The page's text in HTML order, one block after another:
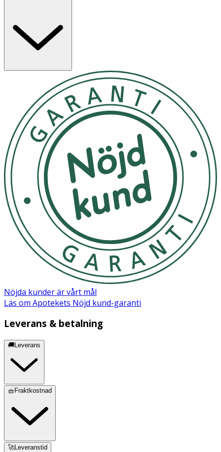
lugnar huden och Squalene ger en sammetslen känsla.
Den underbara doften White Bouquet är en mjuk och
behaglig, lätt blommig doft som lämnar ett varaktigt,
av en blommande trädgård i morgonsolens första strålar.
I doftsammansättningen återfinns toppnoter från
mandarin och lavendel som gifter sig med hjärt- och
basnoter av jasmin, apelsinblomma, vanilj och mysk.
Smörj på kroppen vid behov
Förvaras i rumstemperatur
OK för gravida och ammande:
Ja
Ingredienser:
Aqua, Cocamidopropyl Betaine, Sodium Coco-Sulfate,
Glycerin, Decyl Glucoside, Jasminum Officinale (Jasmine)
Flower Extract, Rosa Centifolia (Rose) Flower Extract,
Bellis Perennis (Daisy) Flower Extract, Inulin, Panthenol,
Xanthan Gum, Citric Acid, Phytic Acid, Sodium Chloride,
Dehydroacetic Acid, Sodium Benzoate, Potassium
Sorbate, Parfum, Benzyl Alcohol*, Tetramethyl
Acetyloctahydronaphthalenes*, Linalool*, Linalyl
Acetate*. *Eterisk olja
Nöjda kunder är vårt mål
Läs om Apotekets Nöjd kund-garanti
Leverans & betalning
🚚Leverans
🧺Fraktkostnad
🚀Leveranstid